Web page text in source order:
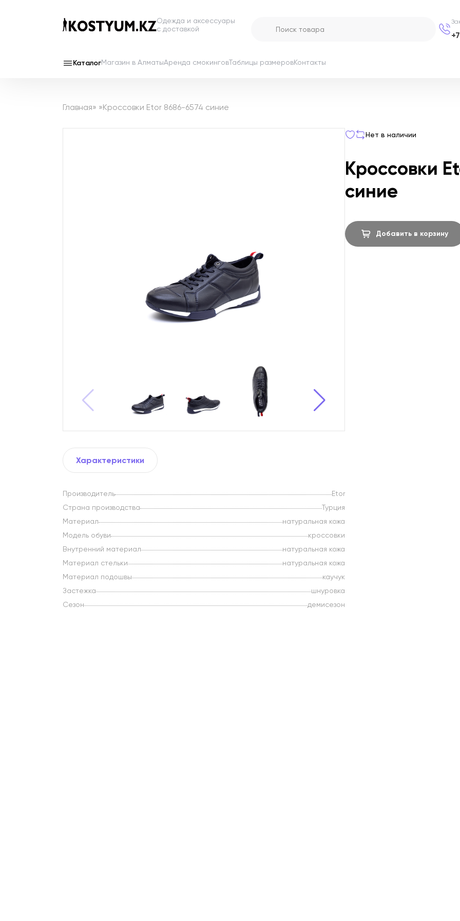
Одежда и аксессуары
с доставкой
КаталогМагазин в АлматыАренда смокинговТаблицы размеровКонтакты
Главная» »Кроссовки Etor 8686-6574 синие
Нет в наличии
Кроссовки
синие
Добавить в корзину
Характеристики
Производитель
Etor
Страна производства
Турция
Материал
натуральная кожа
Модель обуви
кроссовки
Внутренний материал
натуральная кожа
Материал стельки
натуральная кожа
Материал подошвы
каучук
Застежка
шнуровка
Сезон
демисезон